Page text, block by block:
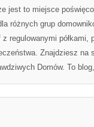
jest to miejsce
różnych grup
regulowanymi półkami,
Znajdziesz na
Domów. To